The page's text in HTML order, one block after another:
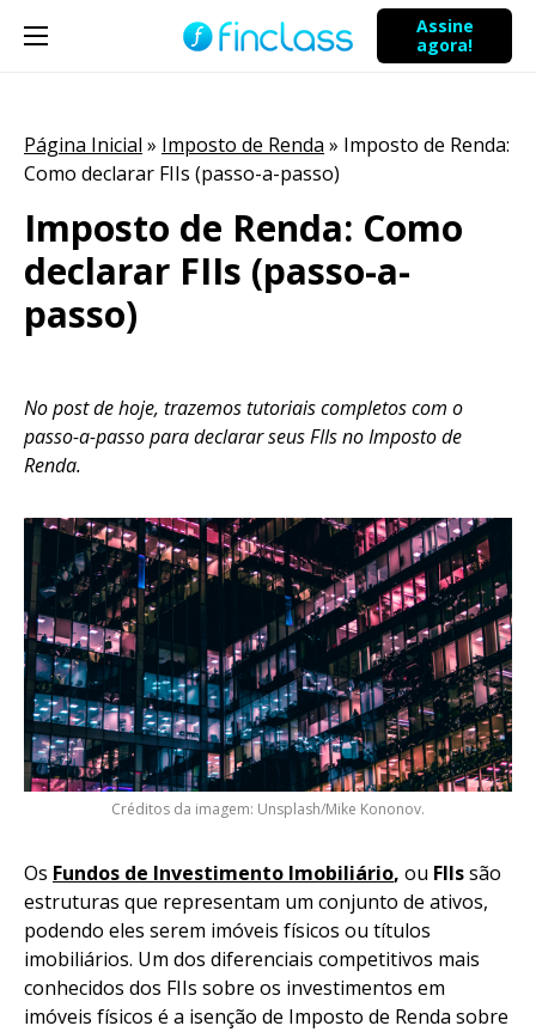
Assine
agora!
Página Inicial » Imposto de Renda » Imposto de Renda:
Como declarar FIIs (passo-a-passo)
Imposto de Renda: Como
declarar FIIs (passo-a-
passo)
No post de hoje, trazemos tutoriais completos com o
passo-a-passo para declarar seus FIIs no Imposto de
Renda.
Créditos da imagem: Unsplash/Mike Kononov.
Os Fundos de Investimento Imobiliário, ou FIIssão
estruturas que representam um conjunto de ativos,
podendo eles serem imóveis físicos ou títulos
imobiliários. Um dos diferenciais competitivos mais
conhecidos dos FIIs sobre os investimentos em
imóveis físicos é a isenção de Imposto de Renda sobre